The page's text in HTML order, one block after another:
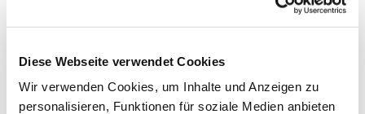
Diese Webseite verwendet Cookies
Wir verwenden Cookies, um Inhalte und Anzeigen zu
personalisieren, Funktionen für soziale Medien anbieten